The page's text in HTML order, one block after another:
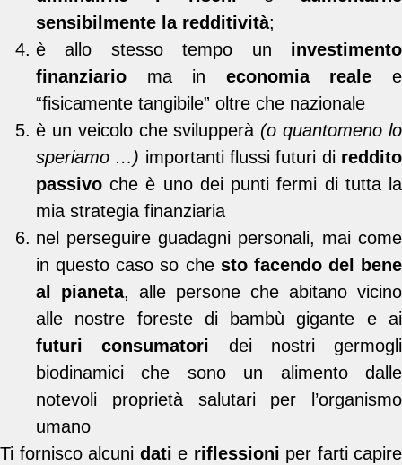
sensibilmente la redditività;
è allo stesso tempo un investimento
finanziario ma in economia reale e
“fisicamente tangibile” oltre che nazionale
è un veicolo che svilupperà (o quantomeno lo
speriamo …) importanti flussi futuri di reddito
passivo che è uno dei punti fermi di tutta la
mia strategia finanziaria
nel perseguire guadagni personali, mai come
in questo caso so che sto facendo del bene
al pianeta, alle persone che abitano vicino
alle nostre foreste di bambù gigante e ai
futuri consumatori dei nostri germogli
biodinamici che sono un alimento dalle
notevoli proprietà salutari per l’organismo
umano
Ti fornisco alcuni dati e riflessioni per farti capire